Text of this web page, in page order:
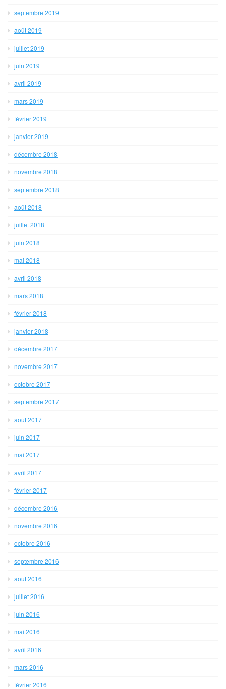
septembre 2019
août 2019
juillet 2019
juin 2019
avril 2019
mars 2019
février 2019
janvier 2019
décembre 2018
novembre 2018
septembre 2018
août 2018
juillet 2018
juin 2018
mai 2018
avril 2018
mars 2018
février 2018
janvier 2018
décembre 2017
novembre 2017
octobre 2017
septembre 2017
août 2017
juin 2017
mai 2017
avril 2017
février 2017
décembre 2016
novembre 2016
octobre 2016
septembre 2016
août 2016
juillet 2016
juin 2016
mai 2016
avril 2016
mars 2016
février 2016